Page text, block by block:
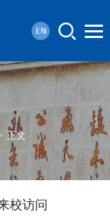
正文
校访问